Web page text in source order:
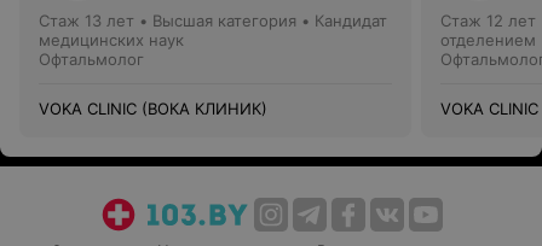
Стаж 13 лет • Высшая категория • Кандидат
медицинских наук
Офтальмолог
VOKA CLINIC (ВОКА КЛИНИК)
Стаж 12 лет
отделением
VOKA